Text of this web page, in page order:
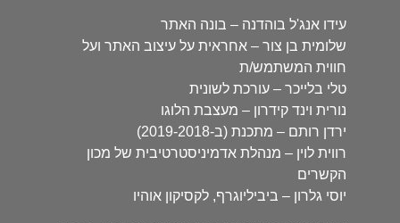
עידו אנג'ל בוהדנה – בונה האתר
שלומית בן צור – אחראית על עיצוב האתר ועל
חווית המשתמש/ת
טלי בלייכר – עורכת לשונית
נורית וינד קידרון – מעצבת הלוגו
ירדן רותם – מתכנת (ב-2019-2018)
רווית לוין – מנהלת אדמיניסטרטיבית של מכון
הקשרים
יוסי גלרון – ביביליוגרף, לקסיקון אוהיו